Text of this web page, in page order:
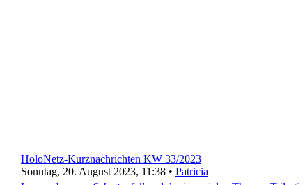
HoloNetz-Kurznachrichten KW 33/2023
Sonntag, 20. August 2023, 11:38 • Patricia